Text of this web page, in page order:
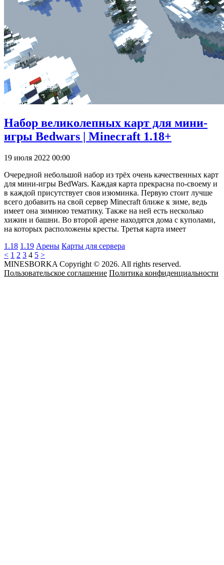
Набор великолепных карт для мини-
игры Bedwars | Minecraft 1.18+
19 июля 2022 00:00
Очередной небольшой набор из трёх очень качественных карт
для мини-игры BedWars. Каждая карта прекрасна по-своему и
в каждой присутствует своя изюминка. Первую стоит лучше
всего добавить на свой сервер Minecraft ближе к зиме, ведь
имеет она зимнюю тематику. Также на ней есть несколько
хижин и башни. Во второй арене находятся дома с куполами,
на которых расположены кресты. Третья карта имеет
1.18 1.19 Арены Карты для сервера
< 1 2 3 4 5 >
MINESBORKA Copyright © 2026. All rights reserved.
Пользовательское соглашение Политика конфиденциальности